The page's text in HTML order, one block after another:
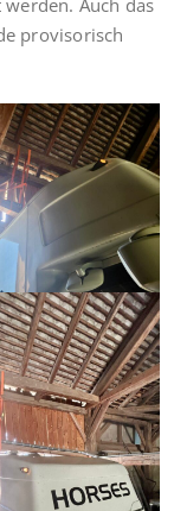
Auch das
provisorisch